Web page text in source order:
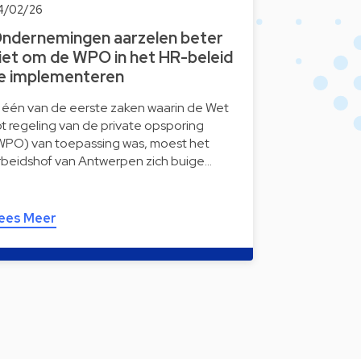
02/26
aarzelen beter
om de WPO in het HR-beleid
implementeren
één van de eerste zaken waarin de Wet
regeling van de private opsporing
van toepassing was, moest het
van Antwerpen zich buige…
Meer